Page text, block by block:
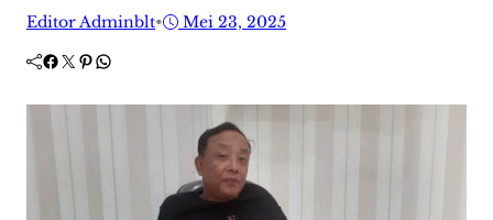
Editor Adminblt• Mei 23, 2025
Facebook Twitter Pinterest WhatsApp